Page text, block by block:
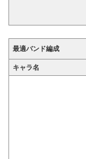
最適バンド編成
キャラ名